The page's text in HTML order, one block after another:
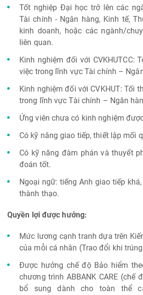
Tốt nghiệp Đại học trở lên các
Tài chính - Ngân hàng, Kinh tế,
kinh doanh, hoặc các ngành/
liên quan.
Kinh nghiệm đối với CVKHUTCC:
việc trong lĩnh vực Tài chính –
Kinh nghiệm đối với CVKHUT: Tối
trong lĩnh vực Tài chính – Ngân
Ứng viên chưa có kinh nghiệm
Có kỹ năng giao tiếp, thiết lập mối
Có kỹ năng đàm phán và thuyết
đoán tốt.
Ngoại ngữ: tiếng Anh giao tiếp
thành thạo.
Quyền lợi được hưởng:
Mức lương cạnh tranh dựa trên
của mỗi cá nhân (Trao đổi khi
Được hưởng chế độ Bảo hiểm
chương trình ABBANK CARE (chế
bổ sung dành cho toàn thể